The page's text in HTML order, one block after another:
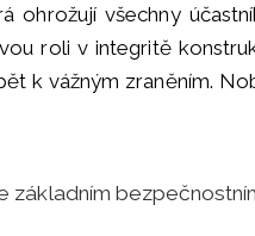
ohrožují všechny
roli v integritě
k vážným zraněním.